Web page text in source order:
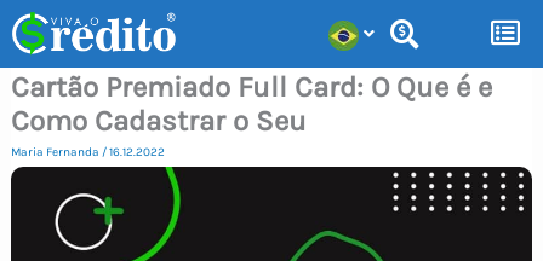
para
conteúdo
Cartão Premiado Full Card: O Que é e
Como Cadastrar o Seu
Maria Fernanda /16.12.2022